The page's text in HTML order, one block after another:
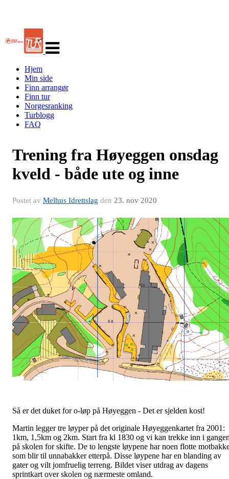
navigasjon
Hjem
Min side
Finn arrangør
Finn tur
Norgesranking
Turblogg
FAQ
Trening fra Høyeggen onsdag
kveld - både ute og inne
Postet av Melhus Idrettslag den 23. nov 2020
Så er det duket for o-løp på Høyeggen - Det er sjelden kost!
Martin legger tre løyper på det originale Høyeggenkartet fra 2001:
1km, 1,5km og 2km. Start fra kl 1830 og vi kan trekke inn i
på skolen for skifte. De to lengste løypene har noen flotte
som blir til unnabakker etterpå. Disse løypene har en blanding av
gater og vilt jomfruelig terreng. Bildet viser utdrag av dagens
sprintkart over skolen og nærmeste omland.